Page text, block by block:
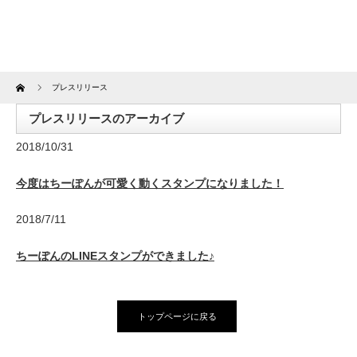
Home プレスリリース
プレスリリースのアーカイブ
2018/10/31
今度はちーぽんが可愛く動くスタンプになりました！
2018/7/11
ちーぽんのLINEスタンプができました♪
トップページに戻る